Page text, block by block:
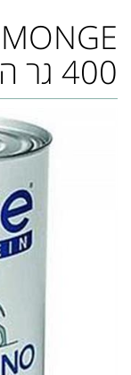
400 גר הודו לכלב